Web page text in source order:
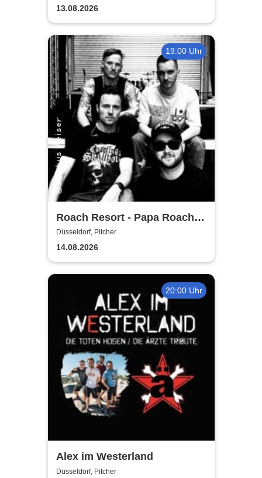
13.08.2026
19:00 Uhr
Roach Resort - Papa Roach
Tribute
Düsseldorf, Pitcher
14.08.2026
20:00 Uhr
Alex im Westerland
Düsseldorf, Pitcher